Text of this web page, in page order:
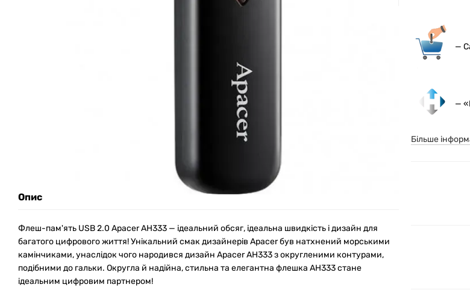
Опис
Флеш-пам'ять USB 2.0 Apacer AH333 — ідеальний обсяг, ідеальна швидкість і дизайн для
багатого цифрового життя! Унікальний смак дизайнерів Apacer був натхнений морськими
камінчиками, унаслідок чого народився дизайн Apacer AH333 з округленими контурами,
подібними до гальки. Округла й надійна, стильна та елегантна флешка AH333 стане
ідеальним цифровим партнером!
— С
—
Більше